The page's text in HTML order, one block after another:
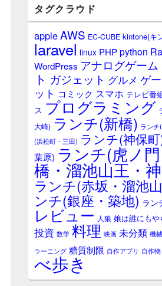
ー
ジ
ッ
ト
タグクラウド
appleAWS EC-CUBE kintone(キ
laravel linux PHPpython
WordPress アナログゲーム
ト ガジェット グルメ ゲ
ット コミック スマホ テレビ番
ス プログラミング
大崎) ランチ(新橋) ランチ
(浜松町・三田) ランチ(神保
葉原) ランチ(虎ノ
橋・溜池山王・
ランチ(赤坂・溜池
ンチ(銀座・築地) ラン
レビュー 人狼 娘は誰にもや
投資 数学 料理 映画 未分類 機
ラーニング 糖質制限 自作アプリ 自作物
べ歩き